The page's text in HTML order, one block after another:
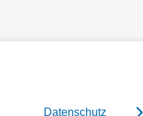
Datenschutz